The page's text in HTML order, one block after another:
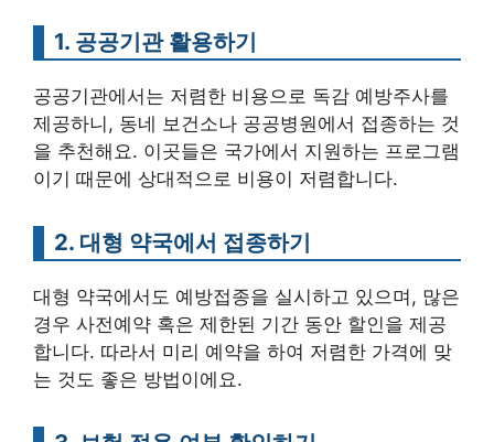
1. 공공기관 활용하기
공공기관에서는 저렴한 비용으로 독감 예방주사를
제공하니, 동네 보건소나 공공병원에서 접종하는 것
을 추천해요. 이곳들은 국가에서 지원하는 프로그램
이기 때문에 상대적으로 비용이 저렴합니다.
2. 대형 약국에서 접종하기
대형 약국에서도 예방접종을 실시하고 있으며, 많은
경우 사전예약 혹은 제한된 기간 동안 할인을 제공
합니다. 따라서 미리 예약을 하여 저렴한 가격에 맞
는 것도 좋은 방법이에요.